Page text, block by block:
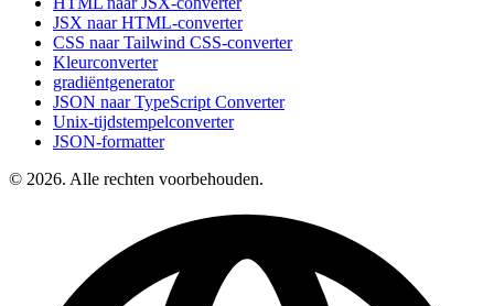
JSX naar HTML-converter
CSS naar Tailwind CSS-converter
Kleurconverter
gradiëntgenerator
JSON naar TypeScript Converter
Unix-tijdstempelconverter
JSON-formatter
© 2026. Alle rechten voorbehouden.